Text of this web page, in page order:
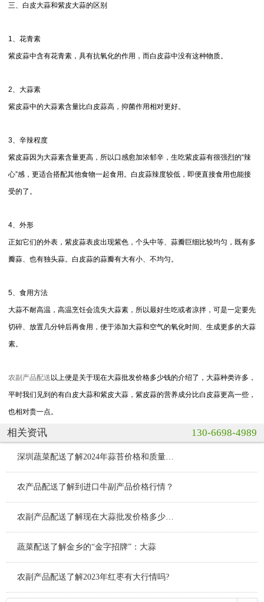
三、白皮大蒜和紫皮大蒜的区别
1、花青素
紫皮蒜中含有花青素，具有抗氧化的作用，而白皮蒜中没有这种物质。
2、大蒜素
紫皮蒜中的大蒜素含量比白皮蒜高，抑菌作用相对更好。
3、辛辣程度
紫皮蒜因为大蒜素含量更高，所以口感愈加浓郁辛，生吃紫皮蒜有很强烈的“辣
心”感，更适合搭配其他食物一起食用。白皮蒜辣度较低，即便直接食用也能接
受的了。
4、外形
正如它们的外表，紫皮蒜表皮出现紫色，个头中等、蒜瓣巨细比较均匀，既有多
瓣蒜、也有独头蒜。白皮蒜的蒜瓣有大有小、不均匀。
5、食用方法
大蒜不耐高温，高温烹饪会流失大蒜素，所以最好生吃或者凉拌，可是一定要先
切碎、放置几分钟后再食用，便于添加大蒜和空气的氧化时间、生成更多的大蒜
素。
农副产品配送以上便是关于现在大蒜批发价格多少钱的介绍了，大蒜种类许多，
平时我们见到的有白皮大蒜和紫皮大蒜，紫皮蒜的营养成分比白皮蒜更高一些，
也相对贵一点。
相关资讯 130-6698-4989
农产品配送了解到进口牛副产品价格行情？
蔬菜配送了解金乡的“金字招牌”：大蒜
农副产品配送了解2023年红枣有大行情吗?